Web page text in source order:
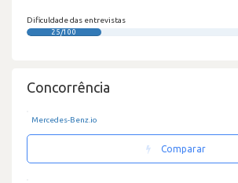
Dificuldade das entrevistas
25/100
Concorrência
Mercedes-Benz.io
Comparar